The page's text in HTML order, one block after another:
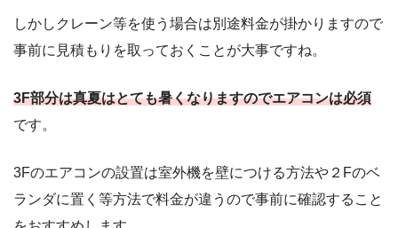
しかしクレーン等を使う場合は別途料金が掛かりますので
事前に見積もりを取っておくことが大事ですね。
3F部分は真夏はとても暑くなりますのでエアコンは必須
です。
3Fのエアコンの設置は室外機を壁につける方法や２Fのベ
ランダに置く等方法で料金が違うので事前に確認すること